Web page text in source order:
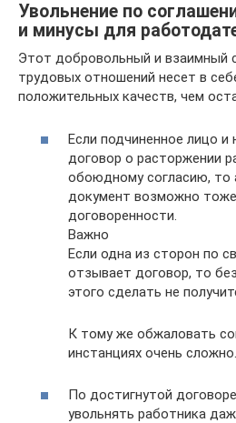
Увольнение по
и минусы для
Этот добровольный и взаимный
трудовых отношений несет в
положительных качеств, чем
Если подчиненное лицо и
договор о расторжении
обоюдному согласию, то
документ возможно
договоренности.
Важно
Если одна из сторон по
отзывает договор, то
этого сделать не
К тому же обжаловать
инстанциях очень сложно.
По достигнутой
увольнять работника